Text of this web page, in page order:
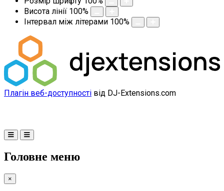
Висота лінії 100%
Інтервал між літерами 100%
Плагін веб-доступності від DJ-Extensions.com
Головне меню
×